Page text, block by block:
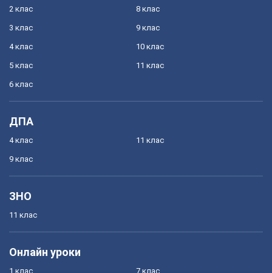
2 клас
3 клас
4 клас
5 клас
6 клас
8 клас
9 клас
10 клас
11 клас
ДПА
4 клас
9 клас
11 клас
ЗНО
11 клас
Онлайн уроки
1 клас 7 клас